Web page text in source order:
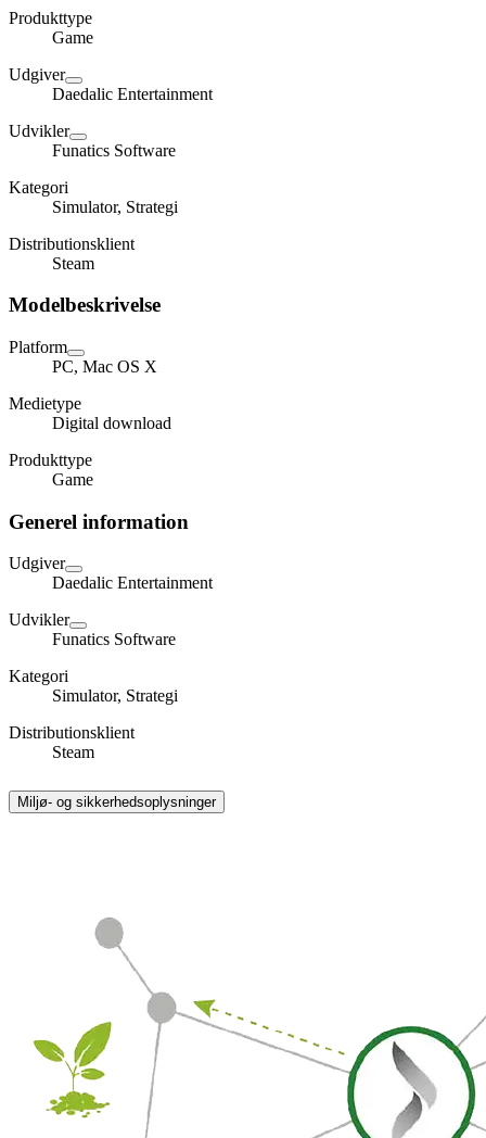
Produkttype
Game
Udgiver
Daedalic Entertainment
Udvikler
Funatics Software
Kategori
Simulator, Strategi
Distributionsklient
Steam
Modelbeskrivelse
Platform
PC, Mac OS X
Medietype
Digital download
Produkttype
Game
Generel information
Udgiver
Daedalic Entertainment
Udvikler
Funatics Software
Kategori
Simulator, Strategi
Distributionsklient
Steam
Miljø- og sikkerhedsoplysninger